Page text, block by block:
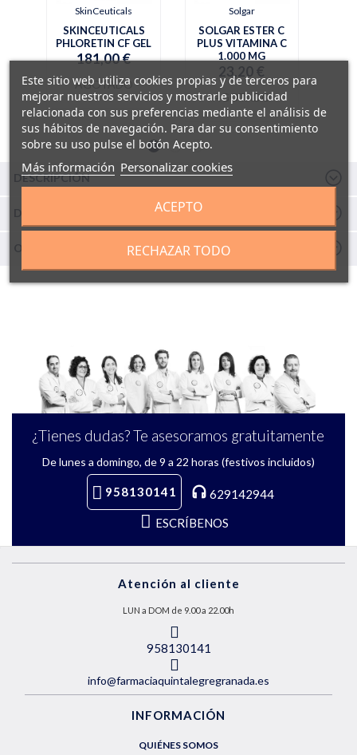
SkinCeuticals
SKINCEUTICALS
PHLORETIN CF GEL
181,00 €
AGOTADO
Solgar
SOLGAR ESTER C
PLUS VITAMINA C
1.000 MG
23,20 €
AGOTADO
DESCRIPCIÓN
DETALLES Y COMPOSICIÓN
OPINIONES
¿Tienes dudas? Te asesoramos gratuitamente
De lunes a domingo, de 9 a 22 horas (festivos incluidos)
958130141
629142944
ESCRÍBENOS
Atención al cliente
LUN a DOM de 9.00 a 22.00h
958130141
info@farmaciaquintalegregranada.es
INFORMACIÓN
QUIÉNES SOMOS
Este sitio web utiliza cookies propias y de terceros para
mejorar nuestros servicios y mostrarle publicidad
relacionada con sus preferencias mediante el análisis de
sus hábitos de navegación. Para dar su consentimiento
sobre su uso pulse el botón Acepto.
Más información Personalizar cookies
RECHAZAR TODO
ACEPTO